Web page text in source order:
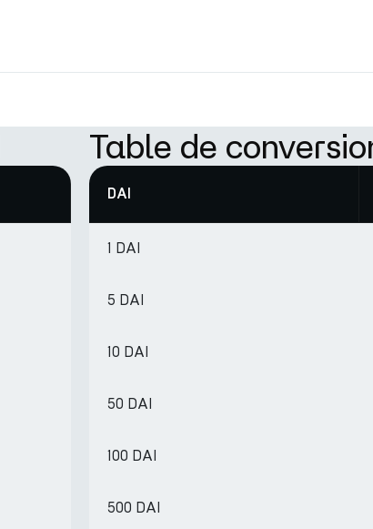
Table de
DAI
1 DAI
5 DAI
10 DAI
50 DAI
100 DAI
500 DAI